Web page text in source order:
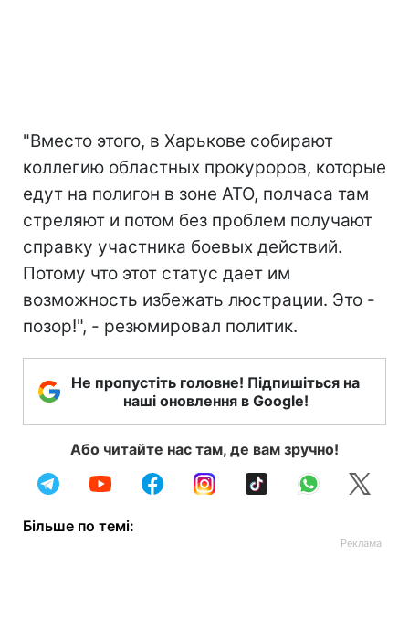
"Вместо этого, в Харькове собирают
коллегию областных прокуроров, которые
едут на полигон в зоне АТО, полчаса там
стреляют и потом без проблем получают
справку участника боевых действий.
Потому что этот статус дает им
возможность избежать люстрации. Это -
позор!", - резюмировал политик.
Не пропустіть головне! Підпишіться на
наші оновлення в Google!
Або читайте нас там, де вам зручно!
Більше по темі: